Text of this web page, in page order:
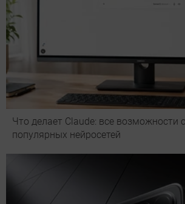
Что делает Сlaude: все возможности
популярных нейросетей